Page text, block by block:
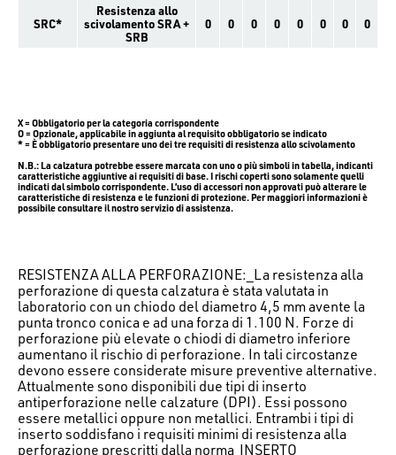
SRC*
Resistenza allo
scivolamento SRA +
SRB
0 0 0 0 0 0 0 0
X = Obbligatorio per la categoria corrispondente
O = Opzionale, applicabile in aggiunta al requisito obbligatorio se indicato
* = È obbligatorio presentare uno dei tre requisiti di resistenza allo scivolamento
N.B.: La calzatura potrebbe essere marcata con uno o più simboli in tabella, indicanti
caratteristiche aggiuntive ai requisiti di base. I rischi coperti sono solamente quelli
indicati dal simbolo corrispondente. L’uso di accessori non approvati può alterare le
caratteristiche di resistenza e le funzioni di protezione. Per maggiori informazioni è
possibile consultare il nostro servizio di assistenza.
RESISTENZA ALLA PERFORAZIONE:_La resistenza alla
perforazione di questa calzatura è stata valutata in
laboratorio con un chiodo del diametro 4,5 mm avente la
punta tronco conica e ad una forza di 1.100 N. Forze di
perforazione più elevate o chiodi di diametro inferiore
aumentano il rischio di perforazione. In tali circostanze
devono essere considerate misure preventive alternative.
Attualmente sono disponibili due tipi di inserto
antiperforazione nelle calzature (DPI). Essi possono
essere metallici oppure non metallici. Entrambi i tipi di
inserto soddisfano i requisiti minimi di resistenza alla
perforazione prescritti dalla norma INSERTO